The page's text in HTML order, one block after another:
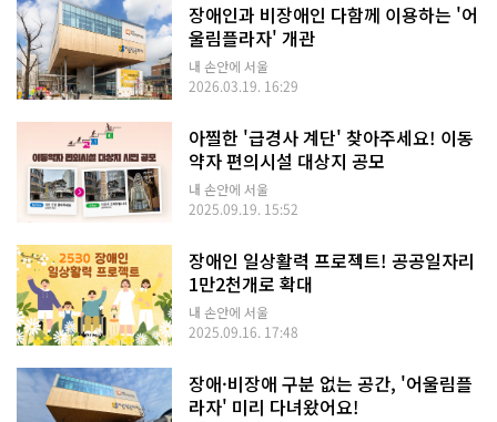
장애인과 비장애인 다함께 이용하는 '어
울림플라자' 개관
내 손안에 서울
2026.03.19. 16:29
아찔한 '급경사 계단' 찾아주세요! 이동
약자 편의시설 대상지 공모
내 손안에 서울
2025.09.19. 15:52
장애인 일상활력 프로젝트! 공공일자리
1만2천개로 확대
내 손안에 서울
2025.09.16. 17:48
장애·비장애 구분 없는 공간, '어울림플
라자' 미리 다녀왔어요!